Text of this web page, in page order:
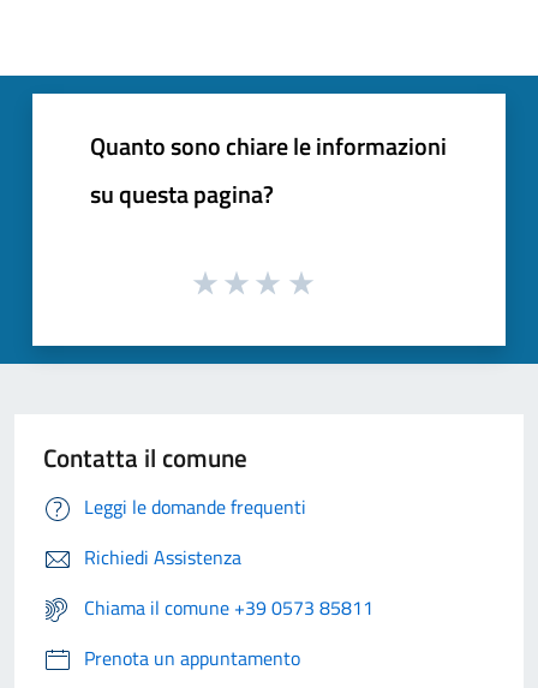
Quanto sono chiare le informazioni
su questa pagina?
Contatta il comune
Leggi le domande frequenti
Richiedi Assistenza
Chiama il comune +39 0573 85811
Prenota un appuntamento